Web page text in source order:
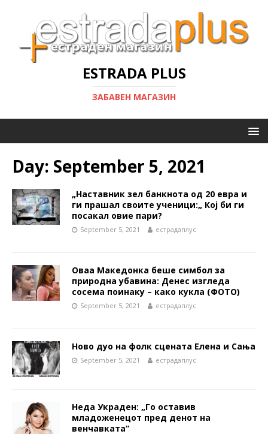
ESTRADA PLUS
ЗАБАВЕН МАГАЗИН
Day: September 5, 2021
„Наставник зел банкнота од 20 евра и
ги прашал своите ученици:„ Кој би ги
посакал овие пари?
September 5, 2021 естрадаплус
Оваа Македонка беше симбол за
природна убавина: Денес изгледа
сосема поинаку – како кукла (ФОТО)
September 5, 2021 естрадаплус
Ново дуо на фолк сцената Елена и Сања
September 5, 2021 естрадаплус
Неда Украден: „Го оставив
младоженецот пред денот на
венчавката“